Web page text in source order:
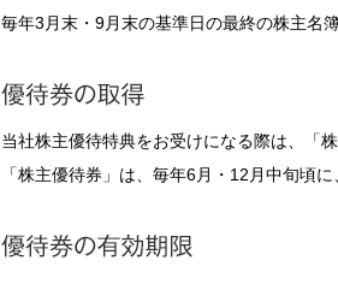
毎年3月末・9月末の基準日の最終の株主名
当社株主優待特典をお受けになる際は、「
「株主優待券」は、毎年6月・12月中旬頃